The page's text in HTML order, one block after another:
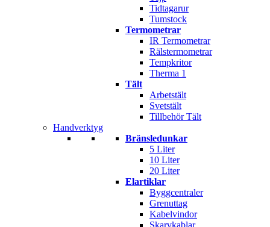
Tidtagarur
Tumstock
Termometrar
IR Termometrar
Rälstermometrar
Tempkritor
Therma 1
Tält
Arbetstält
Svetstält
Tillbehör Tält
Handverktyg
Bränsledunkar
5 Liter
10 Liter
20 Liter
Elartiklar
Byggcentraler
Grenuttag
Kabelvindor